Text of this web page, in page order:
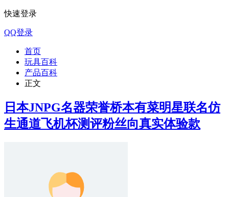
快速登录
QQ登录
首页
玩具百科
产品百科
正文
日本JNPG名器荣誉桥本有菜明星联名仿
生通道飞机杯测评粉丝向真实体验款